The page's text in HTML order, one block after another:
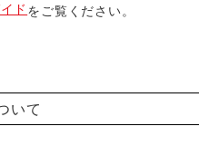
ド をご覧ください。
いて